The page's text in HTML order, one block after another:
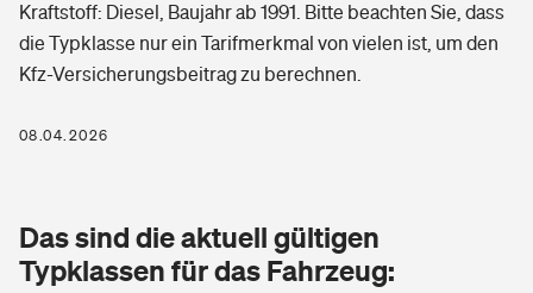
Arbeitsrechtsschutz
Berufshaftpflichtversicherung
Zur Übersicht
Tools
Elementarversicherung
Glasversicherung
Pri­vate Haft­pflicht­
Kinderunfall­ver­si­che­rung
Gesundheit
Private Krankenversicherung
Dread-Disease-Versicherung
Kraftstoff: Diesel, Baujahr ab 1991. Bitte beachten Sie, dass
die Typklasse nur ein Tarifmerkmal von vielen ist, um den
Kfz-Versicherungsbeitrag zu berechnen.
08.04.2026
Das sind die aktuell gültigen
Typklassen für das Fahrzeug: